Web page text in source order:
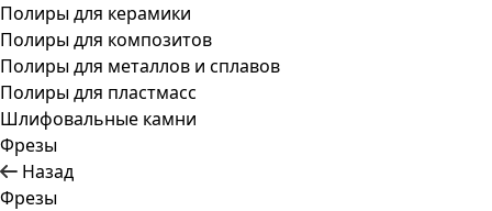
Полиры для керамики
Полиры для композитов
Полиры для металлов и сплавов
Полиры для пластмасс
Шлифовальные камни
Фрезы
Назад
Фрезы